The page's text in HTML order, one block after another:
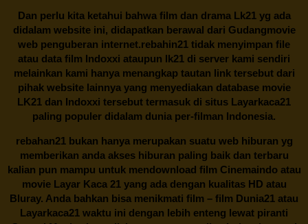
Dan perlu kita ketahui bahwa film dan dramaLk21yg ada
didalam website ini, didapatkan berawal dari Gudangmovie
web penguberan internet.rebahin21 tidak menyimpan file
atau data film Indoxxi ataupun lk21 di server kami sendiri
melainkan kami hanya menangkap tautan link tersebut dari
pihak website lainnya yang menyediakan database movie
LK21 dan Indoxxi tersebut termasuk di situs Layarkaca21
paling populer didalam dunia per-filman Indonesia.
rebahan21bukan hanya merupakan suatu web hiburan yg
memberikan anda akses hiburan paling baik dan terbaru
kalian pun mampu untuk mendownload film Cinemaindo atau
movie Layar Kaca 21 yang ada dengan kualitas HD atau
Bluray. Anda bahkan bisa menikmati film – film Dunia21 atau
Layarkaca21 waktu ini dengan lebih enteng lewat piranti